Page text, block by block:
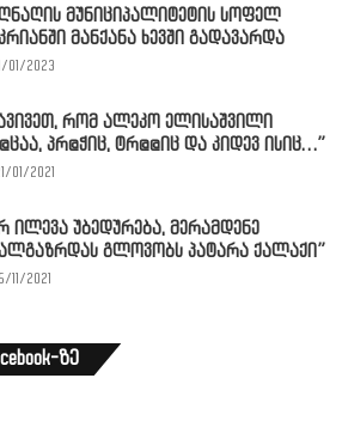
მუნიციპალიტეტის სოფელ
მანქანა ხევში გადავარდა
11/01/2023
რომ ალეკო ელისაშვილი
პრ@ჭიც, ტრ@@იც და კიდევ ისიც…”
01/2021
ილევა უბედურება, მერამდენე
გლოვობს პატარა ქალაქი”
11/2021
ზე